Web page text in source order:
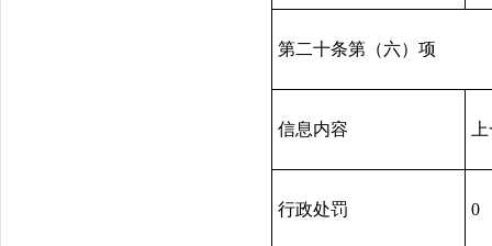
第二十条第（六）项
信息内容
行政处罚 0